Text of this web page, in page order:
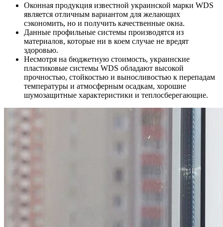
Оконная продукция известной украинской марки WDS
является отличным вариантом для желающих
сэкономить, но и получить качественные окна.
Данные профильные системы производятся из
материалов, которые ни в коем случае не вредят
здоровью.
Несмотря на бюджетную стоимость, украинские
пластиковые системы WDS обладают высокой
прочностью, стойкостью и выносливостью к перепадам
температуры и атмосферным осадкам, хорошие
шумозащитные характеристики и теплосберегающие.